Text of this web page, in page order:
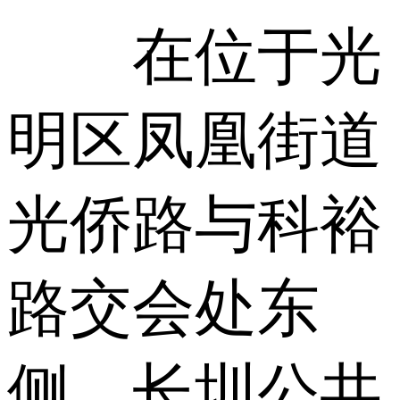
在位于光
明区凤凰街道
光侨路与科裕
路交会处东